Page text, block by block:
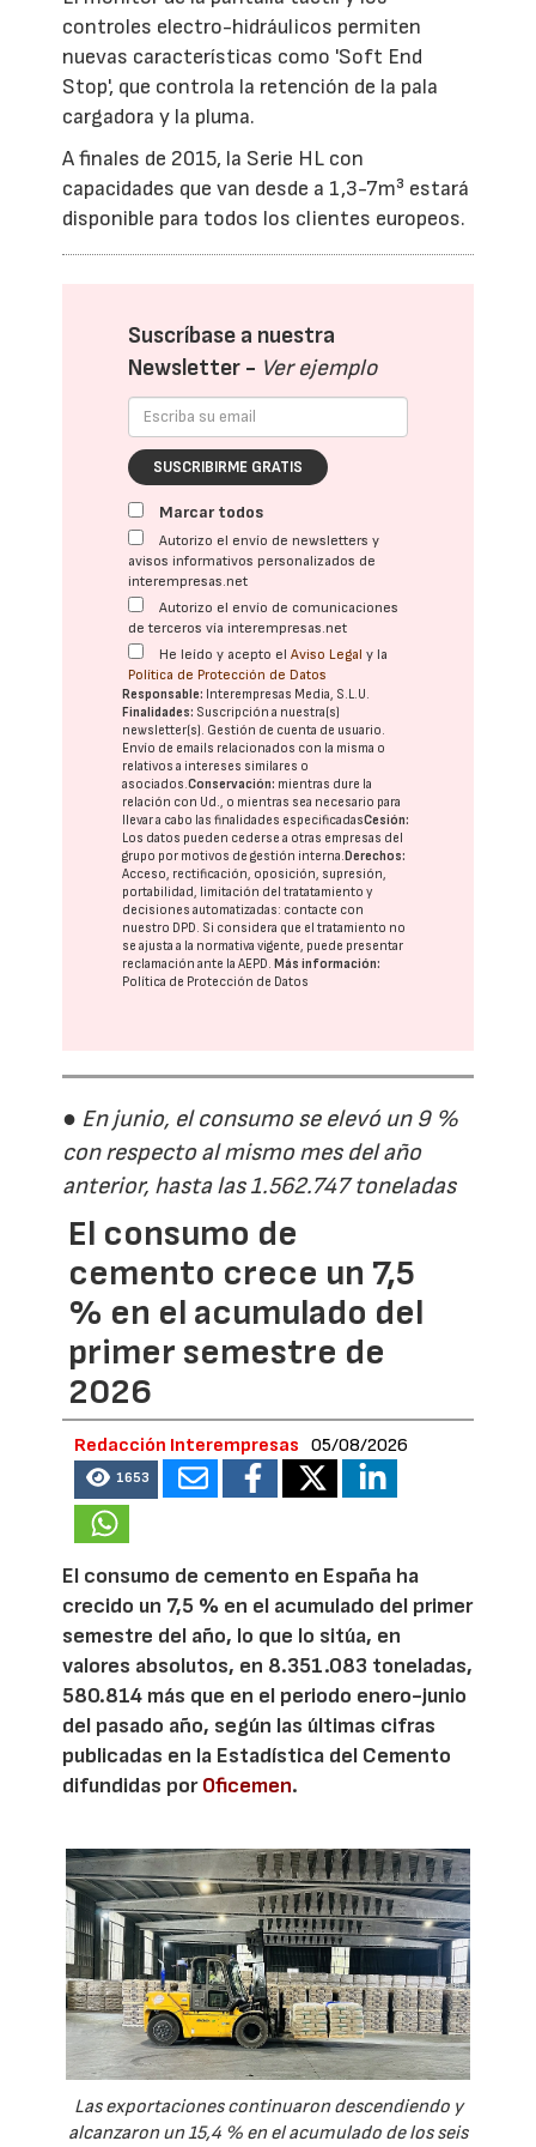
controles electro-hidráulicos permiten
nuevas características como 'Soft End
Stop', que controla la retención de la pala
cargadora y la pluma.
A finales de 2015, la Serie HL con
capacidades que van desde a 1,3-7m³ estará
disponible para todos los clientes europeos.
Suscríbase a nuestra
Newsletter - Ver ejemplo
SUSCRIBIRME GRATIS
Marcar todos
Autorizo el envío de newsletters y
avisos informativos personalizados de
interempresas.net
Autorizo el envío de comunicaciones
de terceros vía interempresas.net
He leído y acepto elAviso Legal y la
Política de Protección de Datos
Responsable: Interempresas Media, S.L.U.
Finalidades: Suscripción a nuestra(s)
newsletter(s). Gestión de cuenta de usuario.
Envío de emails relacionados con la misma o
relativos a intereses similares o
asociados.Conservación: mientras dure la
relación con Ud., o mientras sea necesario para
llevar a cabo las finalidades especificadasCesión:
Los datos pueden cederse a otras empresas del
grupo por motivos de gestión interna.Derechos:
Acceso, rectificación, oposición, supresión,
portabilidad, limitación del tratatamiento y
decisiones automatizadas: contacte con
nuestro DPD. Si considera que el tratamiento no
se ajusta a la normativa vigente, puede presentar
reclamación ante laAEPD.Más información:
Política de Protección de Datos
● En junio, el consumo se elevó un 9 %
con respecto al mismo mes del año
anterior, hasta las 1.562.747 toneladas
El consumo de
cemento crece un 7,5
% en el acumulado del
primer semestre de
2026
Redacción Interempresas 05/08/2026
1653
El consumo de cemento en España ha
crecido un 7,5 % en el acumulado del primer
semestre del año, lo que lo sitúa, en
valores absolutos, en 8.351.083 toneladas,
580.814 más que en el periodo enero-junio
del pasado año, según las últimas cifras
publicadas en la Estadística del Cemento
difundidas porOficemen.
Las exportaciones continuaron descendiendo y
alcanzaron un 15,4 % en el acumulado de los seis